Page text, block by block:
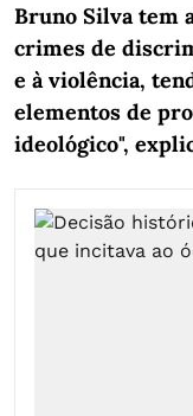
Bruno Silva tem
crimes de
e à violência,
elementos de
ideológico",